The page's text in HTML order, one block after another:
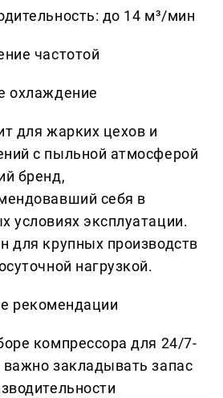
до 14 м³/мин
частотой
охлаждение
для жарких цехов и
с пыльной атмосферой
бренд,
себя в
условиях эксплуатации.
для крупных производств
нагрузкой.
рекомендации
компрессора для 24/7-
закладывать запас